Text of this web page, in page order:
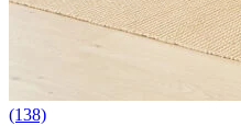
(138)